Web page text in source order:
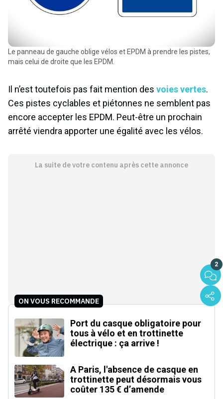
Le panneau de gauche oblige vélos et EPDM à prendre les pistes,
mais celui de droite que les EPDM.
Il n’est toutefois pas fait mention des voies vertes.
Ces pistes cyclables et piétonnes ne semblent pas
encore accepter les EPDM. Peut-être un prochain
arrêté viendra apporter une égalité avec les vélos.
La suite de votre contenu après cette annonce
2
ON VOUS RECOMMANDE
Port du casque obligatoire pour
tous à vélo et en trottinette
électrique : ça arrive !
A Paris, l'absence de casque en
trottinette peut désormais vous
coûter 135 € d’amende